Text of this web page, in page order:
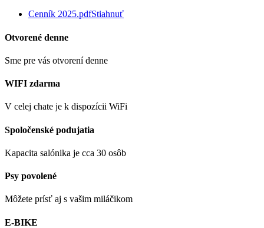
Cenník 2025.pdfStiahnuť
Otvorené denne
Sme pre vás otvorení denne
WIFI zdarma
V celej chate je k dispozícii WiFi
Spoločenské podujatia
Kapacita salónika je cca 30 osôb
Psy povolené
Môžete prísť aj s vašim miláčikom
E-BIKE